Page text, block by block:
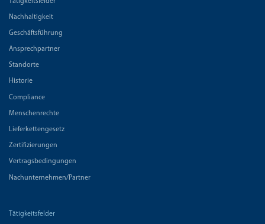
Nachhaltigkeit
Geschäftsführung
Ansprechpartner
Standorte
Historie
Compliance
Menschenrechte
Lieferkettengesetz
Zertifizierungen
Vertragsbedingungen
Nachunternehmen/Partner
Tätigkeitsfelder